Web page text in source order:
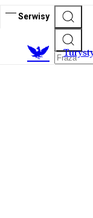
Serwisy
T